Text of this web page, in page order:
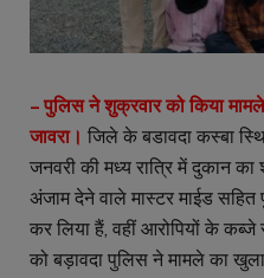
– पुलिस ने शुक्रवार को किया
जावरा। जिले के बडावदा कस्बा
जनवरी की मध्य रात्रि में दुकान का
अंजाम देने वाले मास्टर माईड सहित
कर लिया हैं, वहीं आरोपियों के
को बड़ावदा पुलिस ने मामले का